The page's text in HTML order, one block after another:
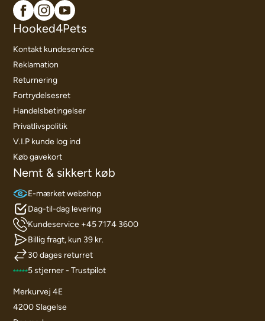
Hooked4Pets
Kontakt kundeservice
Reklamation
Returnering
Fortrydelsesret
Handelsbetingelser
Privatlivspolitik
V.I.P kunde log ind
Køb gavekort
Nemt & sikkert køb
E-mærket webshop
Dag-til-dag levering
Kundeservice +45 7174 3600
Billig fragt, kun 39 kr.
30 dages returret
5 stjerner - Trustpilot
Merkurvej 4E
4200 Slagelse